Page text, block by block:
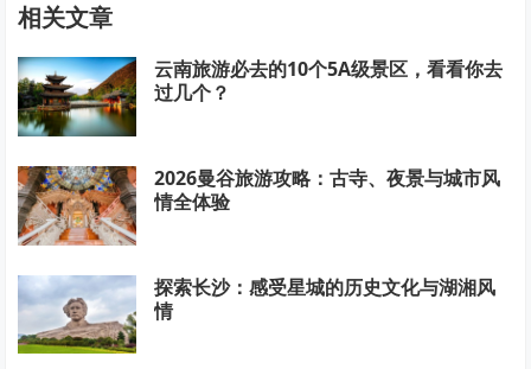
相关文章
云南旅游必去的10个5A级景区，看看你去
过几个？
2026曼谷旅游攻略：古寺、夜景与城市风
情全体验
探索长沙：感受星城的历史文化与湖湘风
情